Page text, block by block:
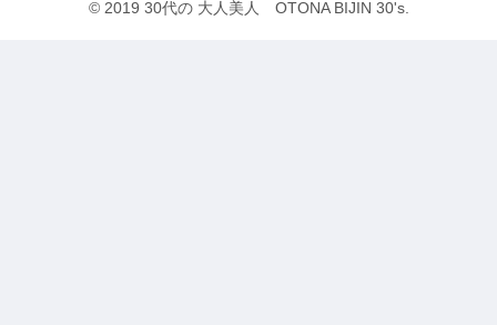
© 2019 30代の 大人美人 OTONA BIJIN 30's.